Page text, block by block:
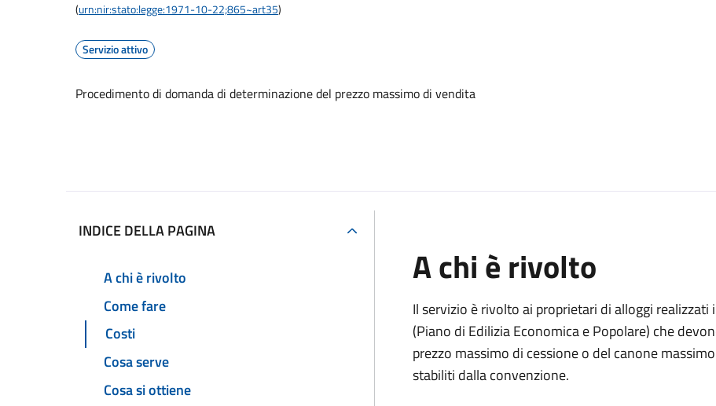
(urn:nir:stato:legge:1971-10-22;865~art35)
Servizio attivo
Procedimento di domanda di determinazione del prezzo massimo di vendita
INDICE DELLA PAGINA
A chi è rivolto
Come fare
Costi
Cosa serve
Cosa si ottiene
A chi è rivolto
Il servizio è rivolto ai proprietari di alloggi
(Piano di Edilizia Economica e Popolare) che
prezzo massimo di cessione o del canone
stabiliti dalla convenzione.